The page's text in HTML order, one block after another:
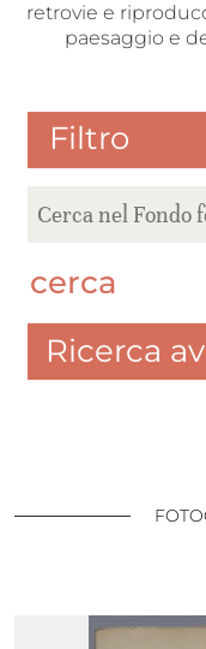
retrovie e
paesaggio e
Filtro
cerca
Ricerca